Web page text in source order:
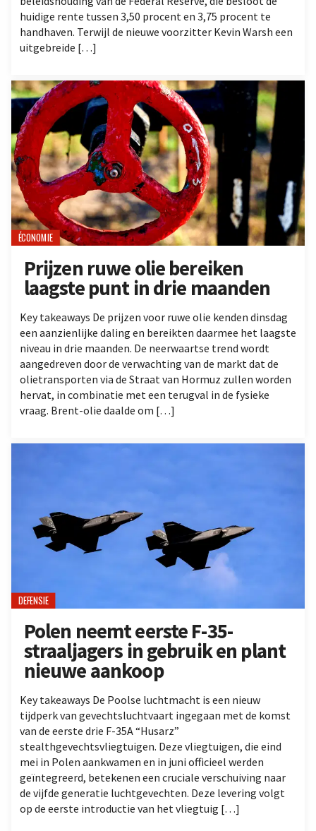
huidige rente tussen 3,50 procent en 3,75 procent te
handhaven. Terwijl de nieuwe voorzitter Kevin Warsh een
uitgebreide […]
ÉCONOMIE
Prijzen ruwe olie bereiken
laagste punt in drie maanden
Key takeaways De prijzen voor ruwe olie kenden dinsdag
een aanzienlijke daling en bereikten daarmee het laagste
niveau in drie maanden. De neerwaartse trend wordt
aangedreven door de verwachting van de markt dat de
olietransporten via de Straat van Hormuz zullen worden
hervat, in combinatie met een terugval in de fysieke
vraag. Brent-olie daalde om […]
DEFENSIE
Polen neemt eerste F-35-
straaljagers in gebruik en plant
nieuwe aankoop
Key takeaways De Poolse luchtmacht is een nieuw
tijdperk van gevechtsluchtvaart ingegaan met de komst
van de eerste drie F-35A “Husarz”
stealthgevechtsvliegtuigen. Deze vliegtuigen, die eind
mei in Polen aankwamen en in juni officieel werden
geïntegreerd, betekenen een cruciale verschuiving naar
de vijfde generatie luchtgevechten. Deze levering volgt
op de eerste introductie van het vliegtuig […]